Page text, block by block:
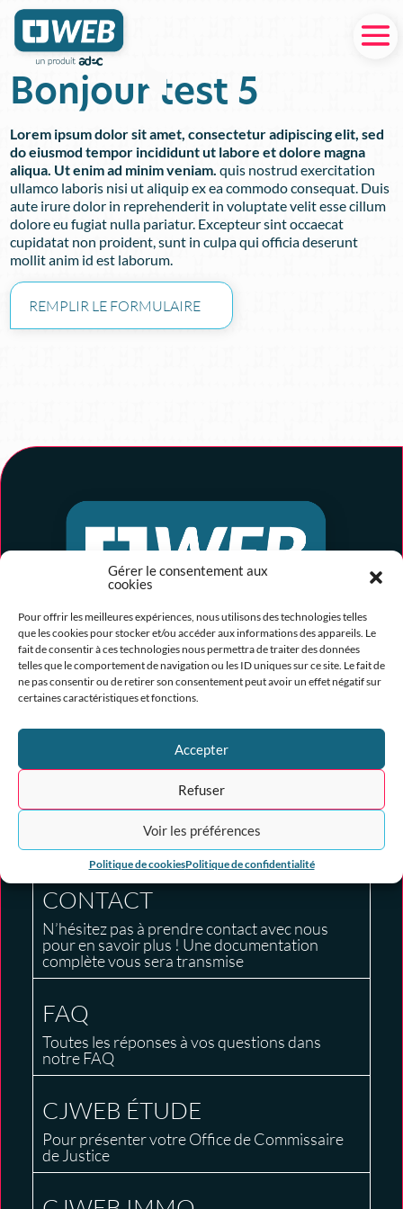
Gérer le consentement aux
cookies
Pour offrir les meilleures expériences, nous utilisons des technologies telles
que les cookies pour stocker et/ou accéder aux informations des appareils. Le
fait de consentir à ces technologies nous permettra de traiter des données
telles que le comportement de navigation ou les ID uniques sur ce site. Le fait de
ne pas consentir ou de retirer son consentement peut avoir un effet négatif sur
certaines caractéristiques et fonctions.
Accepter
Refuser
Voir les préférences
Politique de cookiesPolitique de confidentialité
Bonjour test 5
Lorem ipsum dolor sit amet, consectetur adipiscing elit, sed
do eiusmod tempor incididunt ut labore et dolore magna
aliqua. Ut enim ad minim veniam. quis nostrud exercitation
ullamco laboris nisi ut aliquip ex ea commodo consequat. Duis
aute irure dolor in reprehenderit in voluptate velit esse cillum
dolore eu fugiat nulla pariatur. Excepteur sint occaecat
cupidatat non proident, sunt in culpa qui officia deserunt
mollit anim id est laborum.
REMPLIR LE FORMULAIRE
MODÈLES
Choisissez votre modèle
TARIFS
Nos tarifs et nos options
CONTACT
N’hésitez pas à prendre contact avec nous
pour en savoir plus ! Une documentation
complète vous sera transmise
FAQ
Toutes les réponses à vos questions dans
notre FAQ
CJWEB ÉTUDE
Pour présenter votre Office de Commissaire
de Justice
CJ Web, un produit Adec